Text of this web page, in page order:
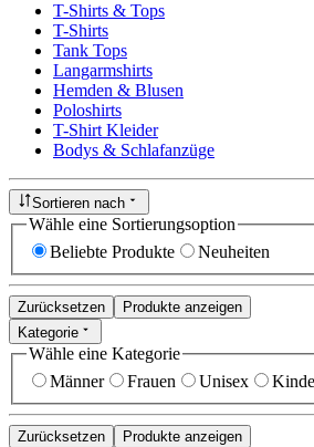
T-Shirts & Tops
T-Shirts
Tank Tops
Langarmshirts
Hemden & Blusen
Poloshirts
T-Shirt Kleider
Bodys & Schlafanzüge
Sortieren nach
Wähle eine Sortierungsoption
Beliebte Produkte
Neuheiten
Zurücksetzen
Produkte anzeigen
Kategorie
Wähle eine Kategorie
Männer
Frauen Unisex
Zurücksetzen
Produkte anzeigen